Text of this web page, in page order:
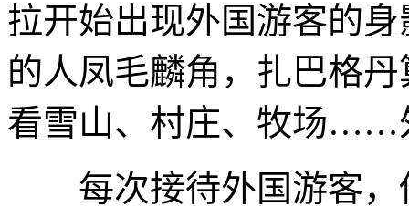
拉开始出现外国游客的
的人凤毛麟角，扎巴格
看雪山、村庄、牧场……
每次接待外国游客，